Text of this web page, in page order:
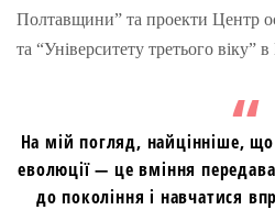
Полтавщини” та проекти Центр
та “Університету третього віку”
На мій погляд, найцінніше,
еволюції — це вміння
до покоління і навчатися